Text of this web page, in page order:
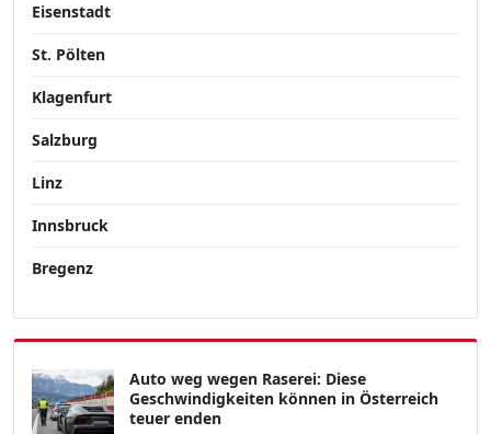
Eisenstadt
St. Pölten
Klagenfurt
Salzburg
Linz
Innsbruck
Bregenz
Auto weg wegen Raserei: Diese
Geschwindigkeiten können in Österreich
teuer enden